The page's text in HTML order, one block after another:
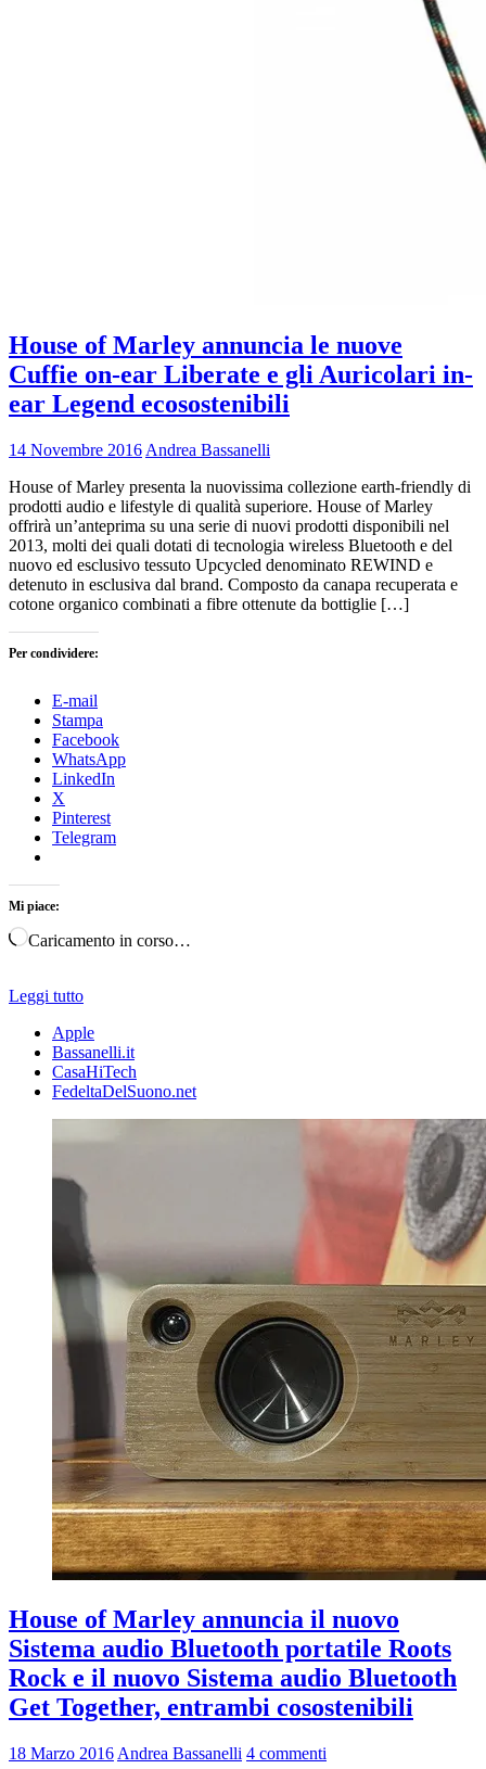
House of Marley annuncia le nuove
Cuffie on-ear Liberate e gli Auricolari in-
ear Legend ecosostenibili
14 Novembre 2016 Andrea Bassanelli
House of Marley presenta la nuovissima collezione earth-friendly di
prodotti audio e lifestyle di qualità superiore. House of Marley
offrirà un’anteprima su una serie di nuovi prodotti disponibili nel
2013, molti dei quali dotati di tecnologia wireless Bluetooth e del
nuovo ed esclusivo tessuto Upcycled denominato REWIND e
detenuto in esclusiva dal brand. Composto da canapa recuperata e
cotone organico combinati a fibre ottenute da bottiglie […]
Per condividere:
E-mail
Stampa
Facebook
WhatsApp
LinkedIn
X
Pinterest
Telegram
Mi piace:
Caricamento in corso…
Leggi tutto
Apple
Bassanelli.it
CasaHiTech
FedeltaDelSuono.net
House of Marley annuncia il nuovo
Sistema audio Bluetooth portatile Roots
Rock e il nuovo Sistema audio Bluetooth
Get Together, entrambi cosostenibili
18 Marzo 2016 Andrea Bassanelli 4 commenti